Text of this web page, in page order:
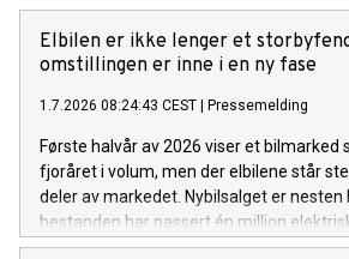
ikke nevnes i planen. Oslos byråd skal
mangler ikke ambisjoner når det gjelder
transportsystem i byen. Flere byer og
og bylogistikk samtidig. Og selvsagt kan
løse alle utfordringer, men for OFV blir
særlig synlige. For det mest interessante
er det som planen ikke sier noe om.
Elbilen er ikke lenger et
omstillingen er inne i en ny fase
1.7.2026 08:24:43 CEST Pressemelding
Første halvår av 2026 viser et bilmarked
fjoråret i volum, men der elbilene står
deler av markedet. Nybilsalget er nesten
bestanden har passert én million
bruktmarkedet får flere elbiler og